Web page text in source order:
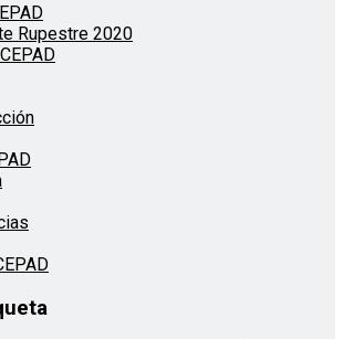
Rupestre 2020